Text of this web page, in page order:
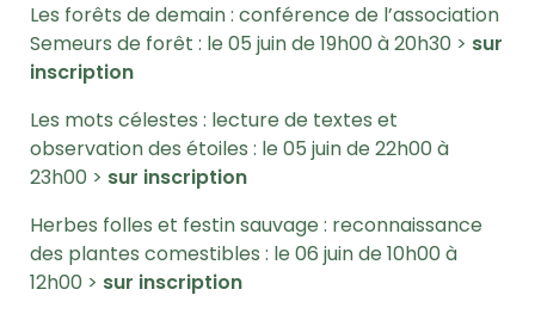
Les forêts de demain : conférence de l’association
Semeurs de forêt : le 05 juin de 19h00 à 20h30 > sur
inscription
Les mots célestes : lecture de textes et
observation des étoiles : le 05 juin de 22h00 à
23h00 > sur inscription
Herbes folles et festin sauvage : reconnaissance
des plantes comestibles : le 06 juin de 10h00 à
12h00 > sur inscription